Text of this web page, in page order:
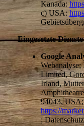
Kanada:
c) USA:
Eingesetzte
Google
Limited,
Irland,
94043,
https://
;